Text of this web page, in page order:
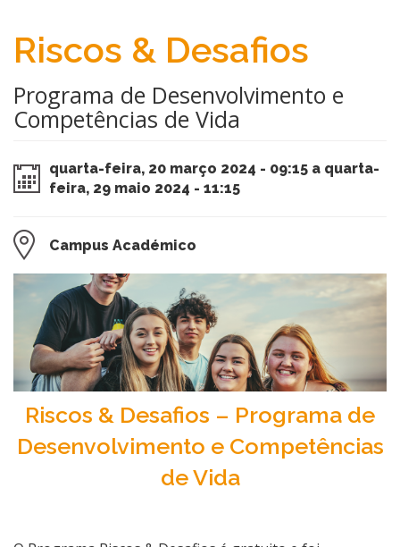
Riscos & Desafios
Programa de Desenvolvimento e
Competências de Vida
quarta-feira, 20 março 2024 - 09:15 a quarta-
feira, 29 maio 2024 - 11:15
Campus Académico
Riscos & Desafios – Programa de
Desenvolvimento e Competências
de Vida